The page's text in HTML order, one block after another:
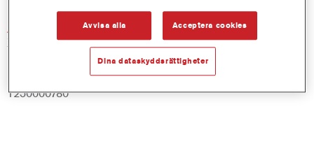
Artikelnummer
XK206 1.00 LI
Produktnummer
1250000780
Avvisa alla Acceptera cookies
Dina dataskyddsrättigheter